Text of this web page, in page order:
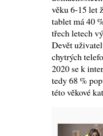
věku 6-15 let
tablet má 40
třech letech
Devět
chytrých
2020 se k
tedy 68 %
této věkové